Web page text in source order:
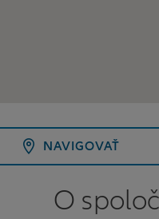
NAVIGOVAŤ
O